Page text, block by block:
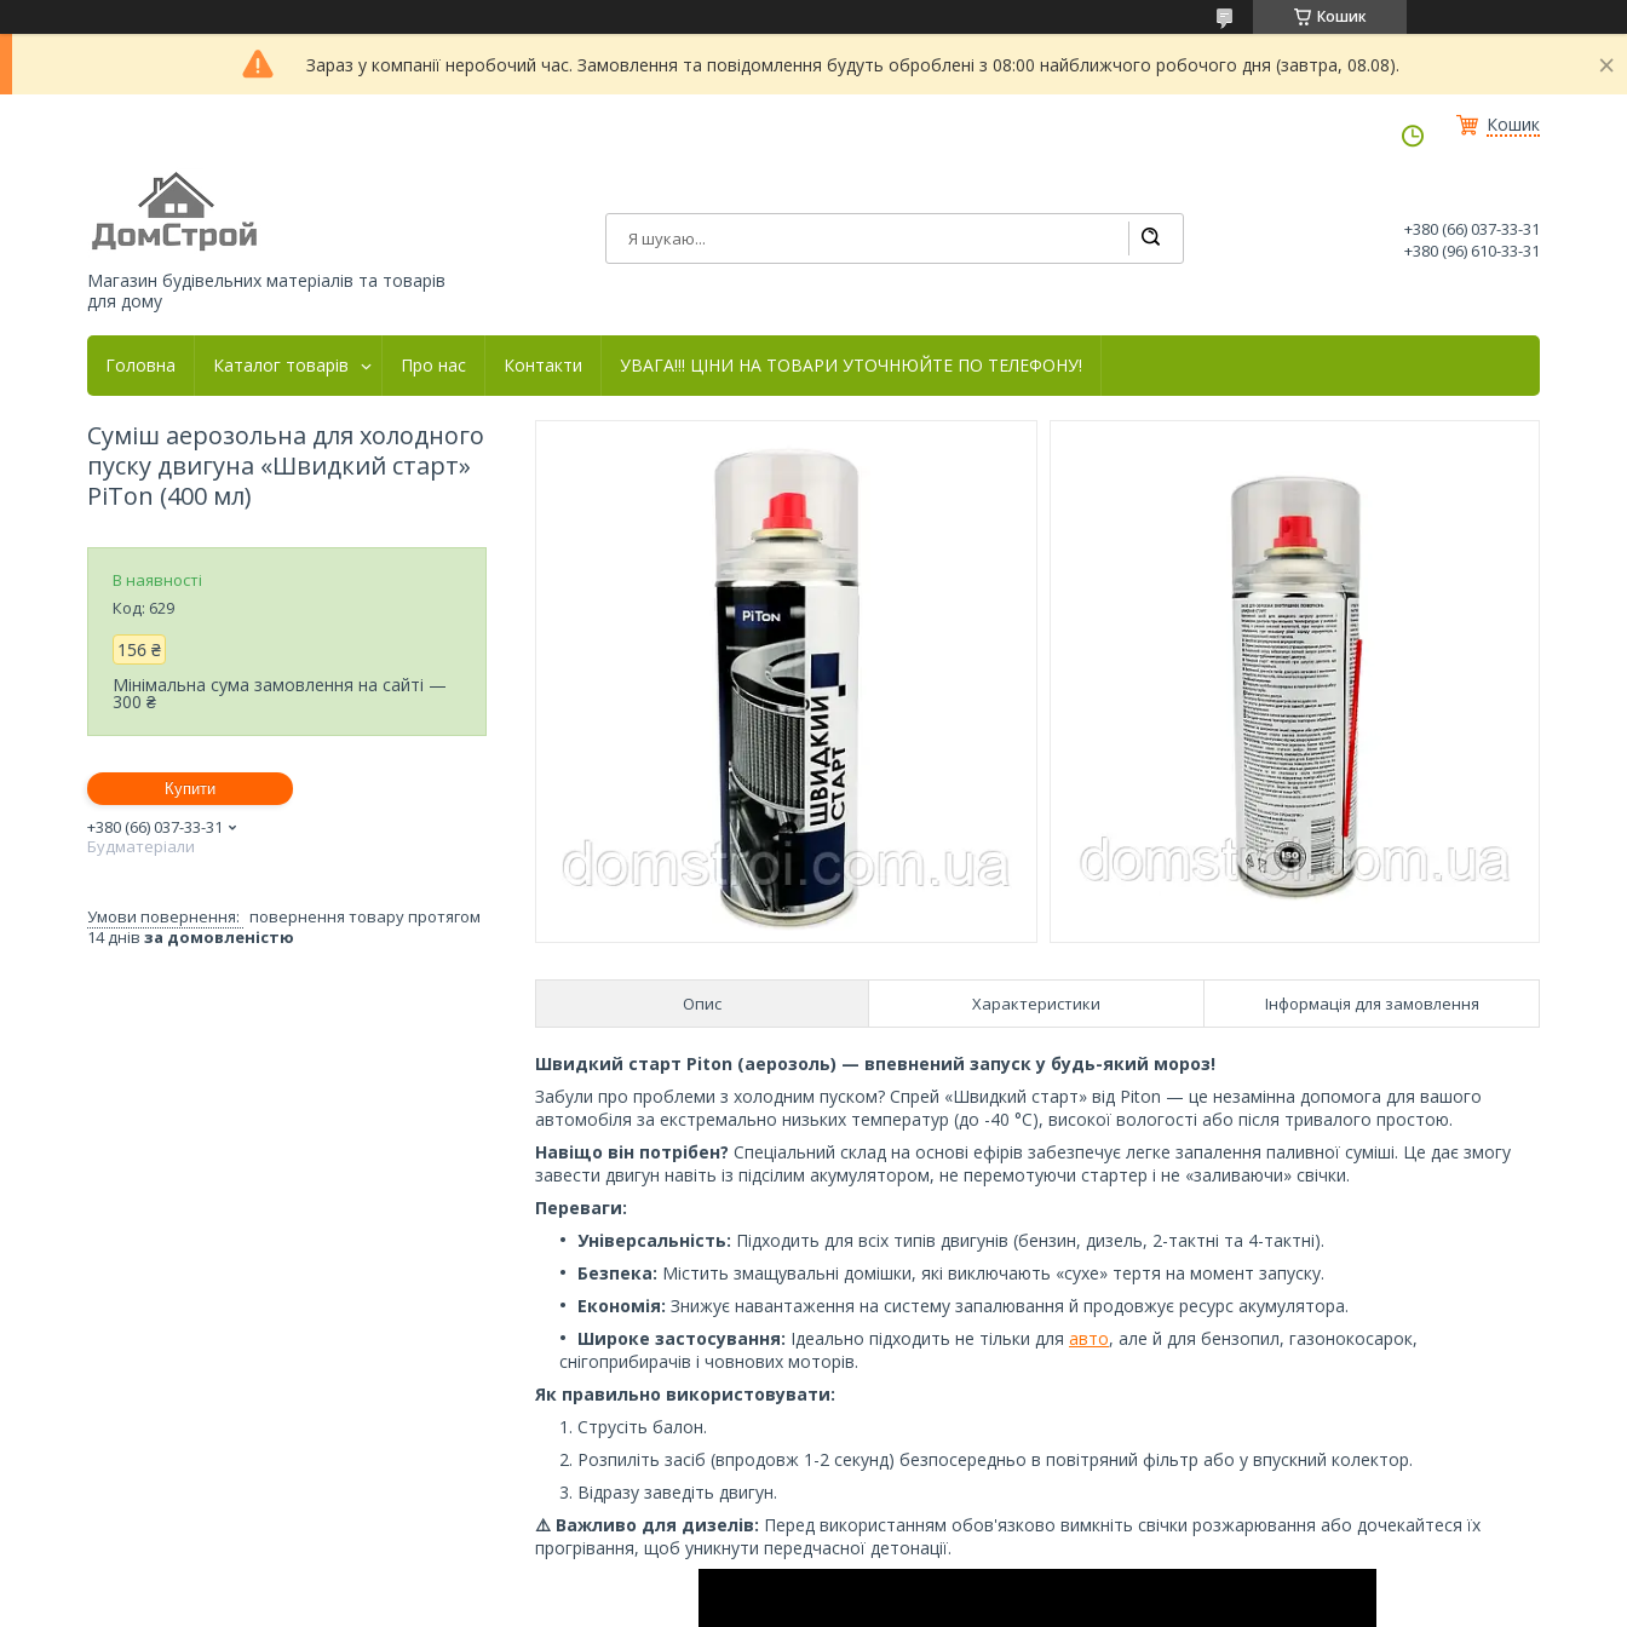
Кошик
Зараз у компанії неробочий час. Замовлення та повідомлення будуть оброблені з 08:00 найближчого робочого дня (завтра, 08.08).
Кошик
Магазин будівельних матеріалів та товарів
для дому
+380 (66) 037-33-31
+380 (96) 610-33-31
Головна Каталог товарів Про нас Контакти УВАГА!!! ЦІНИ НА ТОВАРИ УТОЧНЮЙТЕ ПО ТЕЛЕФОНУ!
Опис Характеристики Інформація для замовлення
Швидкий старт Piton (аерозоль) — впевнений запуск у будь-який мороз!
Забули про проблеми з холодним пуском? Спрей «Швидкий старт» від Piton — це незамінна допомога для вашого
автомобіля за екстремально низьких температур (до -40 °C), високої вологості або після тривалого простою.
Навіщо він потрібен? Спеціальний склад на основі ефірів забезпечує легке запалення паливної суміші. Це дає змогу
завести двигун навіть із підсілим акумулятором, не перемотуючи стартер і не «заливаючи» свічки.
Переваги:
Універсальність: Підходить для всіх типів двигунів (бензин, дизель, 2-тактні та 4-тактні).
Безпека: Містить змащувальні домішки, які виключають «сухе» тертя на момент запуску.
Економія: Знижує навантаження на систему запалювання й продовжує ресурс акумулятора.
Широке застосування: Ідеально підходить не тільки для авто, але й для бензопил, газонокосарок,
снігоприбирачів і човнових моторів.
Як правильно використовувати:
Струсіть балон.
Розпиліть засіб (впродовж 1-2 секунд) безпосередньо в повітряний фільтр або у впускний колектор.
Відразу заведіть двигун.
⚠️ Важливо для дизелів: Перед використанням обов'язково вимкніть свічки розжарювання або дочекайтеся їх
прогрівання, щоб уникнути передчасної детонації.
Суміш аерозольна для холодного
пуску двигуна «Швидкий старт»
PiTon (400 мл)
В наявності
Код: 629
156 ₴
Мінімальна сума замовлення на сайті —
300 ₴
Купити
+380 (66) 037-33-31
Будматеріали
повернення товару протягом
14 днів за домовленістю